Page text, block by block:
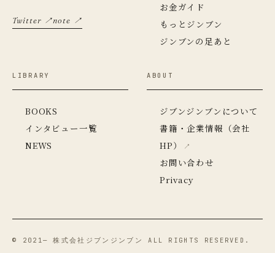
Twitter ↗note ↗
お金ガイド
もっとジンブン
ジンブンの足あと
LIBRARY
BOOKS
インタビュー一覧
NEWS
ABOUT
ジブンジンブンについて
書籍・企業情報（会社
HP）
お問い合わせ
Privacy
© 2021— 株式会社ジブンジンブン ALL RIGHTS RESERVED.